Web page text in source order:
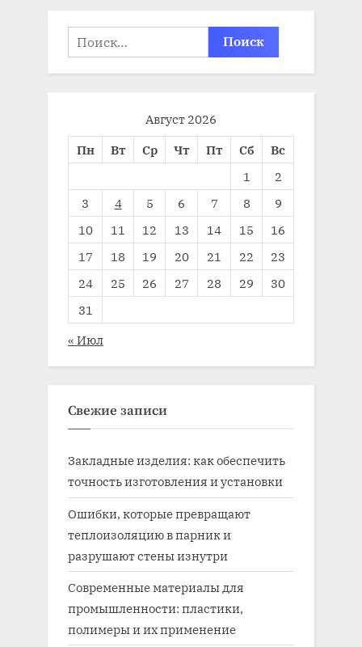
Найти:
Август 2026
Пн
Вт Ср Чт Пт Сб
Вс
1
2
3
4 5 6 7 8
9
10
11 12 13 14 15
16
17
18 19 20 21 22
23
24
25 26 27 28 29
30
31
« Июл
Свежие записи
Закладные изделия: как обеспечить
точность изготовления и установки
Ошибки, которые превращают
теплоизоляцию в парник и
разрушают стены изнутри
Современные материалы для
промышленности: пластики,
полимеры и их применение